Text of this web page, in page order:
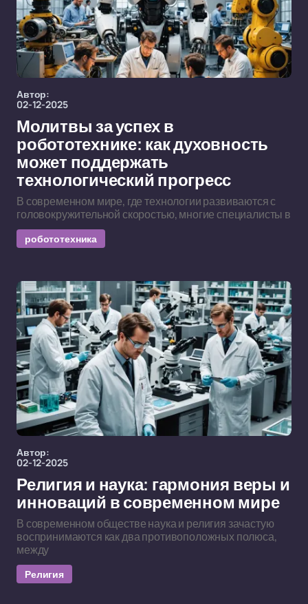
Автор:
02-12-2025
Молитвы за успех в
робототехнике: как духовность
может поддержать
технологический прогресс
В современном мире, где технологии развиваются с
головокружительной скоростью, многие специалисты в
робототехника
Автор:
02-12-2025
Религия и наука: гармония веры и
инноваций в современном мире
В современном обществе наука и религия зачастую
воспринимаются как два противоположных полюса,
между
Религия